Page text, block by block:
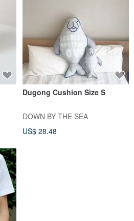
Dugong Cushion Size S
DOWN BY THE SEA
US$ 28.48